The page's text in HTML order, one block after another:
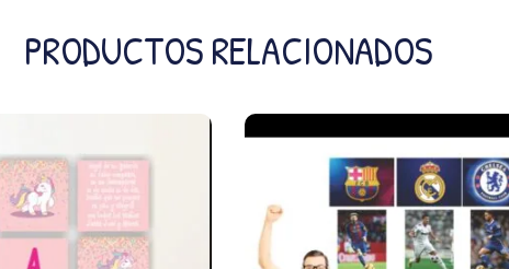
PRODUCTOS RELACIONADOS